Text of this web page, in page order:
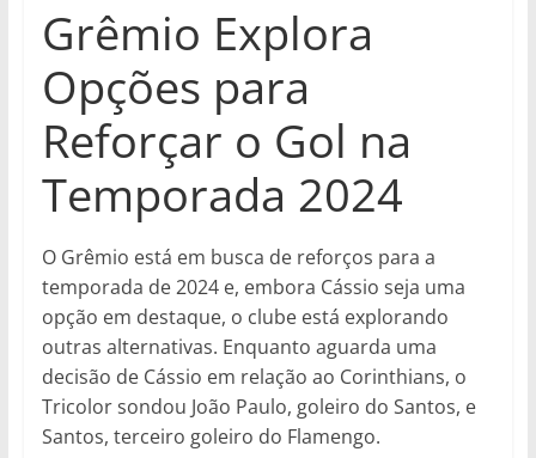
Grêmio Explora
Opções para
Reforçar o Gol na
Temporada 2024
O Grêmio está em busca de reforços para a
temporada de 2024 e, embora Cássio seja uma
opção em destaque, o clube está explorando
outras alternativas. Enquanto aguarda uma
decisão de Cássio em relação ao Corinthians, o
Tricolor sondou João Paulo, goleiro do Santos, e
Santos, terceiro goleiro do Flamengo.